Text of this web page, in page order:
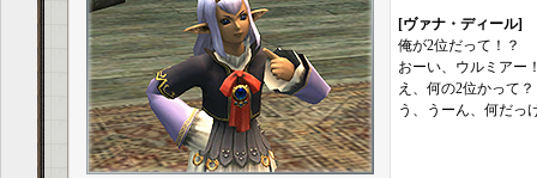
[ヴァナ・ディール]
俺が2位だって！？
おーい、ウルミア
え、何の2位かって？
う、うーん、何だ